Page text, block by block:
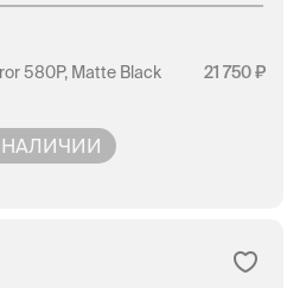
580P, Matte Black
21 750
НАЛИЧИИ